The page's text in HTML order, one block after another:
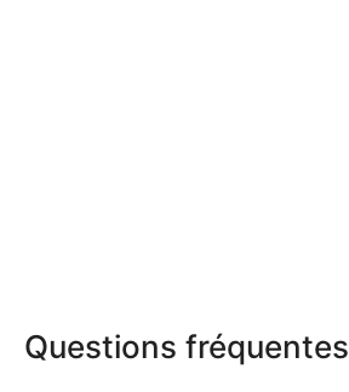
Questions fréquentes